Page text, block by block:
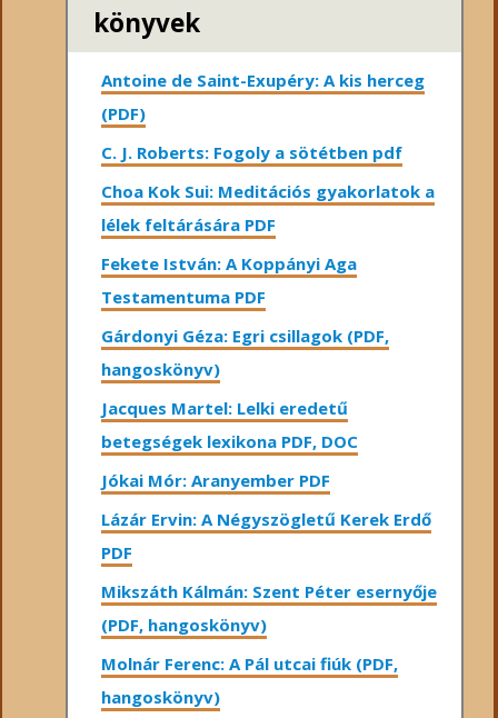
könyvek
Antoine de Saint-Exupéry: A kis herceg
(PDF)
C. J. Roberts: Fogoly a sötétben pdf
Choa Kok Sui: Meditációs gyakorlatok a
lélek feltárására PDF
Fekete István: A Koppányi Aga
Testamentuma PDF
Gárdonyi Géza: Egri csillagok (PDF,
hangoskönyv)
Jacques Martel: Lelki eredetű
betegségek lexikona PDF, DOC
Jókai Mór: Aranyember PDF
Lázár Ervin: A Négyszögletű Kerek Erdő
PDF
Mikszáth Kálmán: Szent Péter esernyője
(PDF, hangoskönyv)
Molnár Ferenc: A Pál utcai fiúk (PDF,
hangoskönyv)